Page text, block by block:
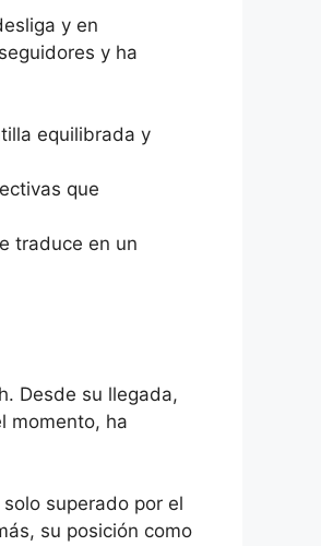
y en
y ha
equilibrada y
que
traduce en un
Desde su llegada,
momento, ha
superado por el
su posición como